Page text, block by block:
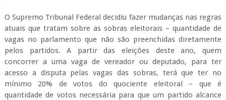
O Supremo Tribunal Federal decidiu fazer mudanças nas regras
atuais que tratam sobre as sobras eleitorais – quantidade de
vagas no parlamento que não são preenchidas diretamente
pelos partidos. A partir das eleições deste ano, quem
concorrer a uma vaga de vereador ou deputado, para ter
acesso a disputa pelas vagas das sobras, terá que ter no
mínimo 20% de votos do quociente eleitoral – que é
quantidade de votos necessária para que um partido alcance